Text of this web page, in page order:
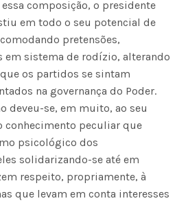
essa composição, o presidente
em todo o seu potencial de
pretensões,
em sistema de rodízio, alterando
os partidos se sintam
na governança do Poder.
deveu-se, em muito, ao seu
conhecimento peculiar que
psicológico dos
solidarizando-se até em
respeito, propriamente, à
que levam em conta interesses